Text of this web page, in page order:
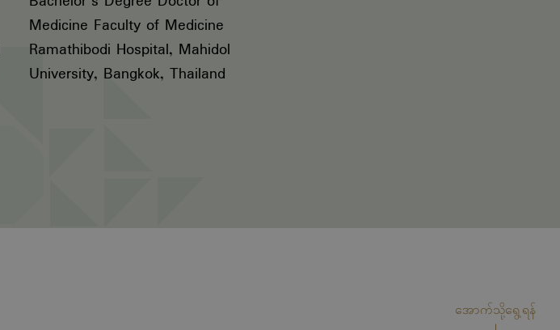
Medicine Faculty of Medicine
Ramathibodi Hospital, Mahidol
University, Bangkok, Thailand
အောက်သို့ရွေ့ရန်